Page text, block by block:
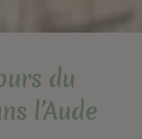
du
l’Aude